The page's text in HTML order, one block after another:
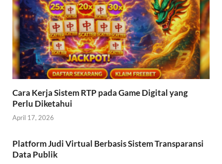
Cara Kerja Sistem RTP pada Game Digital yang
Perlu Diketahui
April 17, 2026
Platform Judi Virtual Berbasis Sistem Transparansi
Data Publik